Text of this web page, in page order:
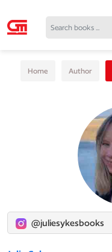
Home Author
@juliesykesbooks